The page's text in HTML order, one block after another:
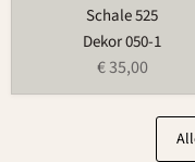
Schale 525
Dekor 050-1
€ 35,00